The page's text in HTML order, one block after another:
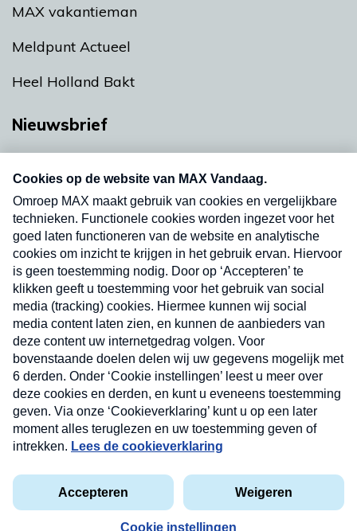
MAX vakantieman
Meldpunt Actueel
Heel Holland Bakt
Nieuwsbrief
nieuwsbrief. Elke vrijdag- en dinsdagochtend in
uw mailbox.
Verzend
Privacyverklaring
Cookieverklaring
Kwetsbaarheid melden
Copyright © 2026 MAX Vandaag - Omroep MAX
Nieuwsbrief
Neem hier een gratis abonnement op onze
nieuwsbrief. Elke vrijdag- en dinsdagochtend in uw